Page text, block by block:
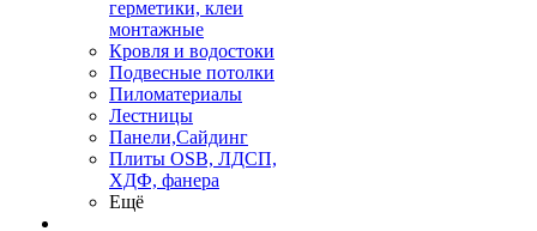
герметики, клеи
монтажные
Кровля и водостоки
Подвесные потолки
Пиломатериалы
Лестницы
Панели,Сайдинг
Плиты OSB, ЛДСП,
ХДФ, фанера
Ещё